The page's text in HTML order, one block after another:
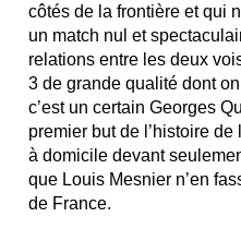
côtés de la frontière et qui
un match nul et
relations entre les deux
3 de grande qualité dont
c’est un certain Georges
premier but de l’histoire
à domicile devant
que Louis Mesnier n’en
de France.